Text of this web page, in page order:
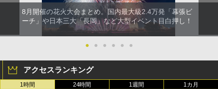
8月開催の花火大会まとめ。国内最大級2.4万発「幕張ビ
ーチ」や日本三大「長岡」など大型イベント目白押し！
● ● ● ● ● ●
アクセスランキング
1時間 24時間 1週間 1カ月